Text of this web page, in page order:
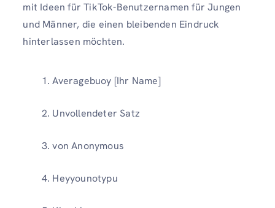
mit Ideen für TikTok-Benutzernamen für Jungen
und Männer, die einen bleibenden Eindruck
hinterlassen möchten.
Averagebuoy [Ihr Name]
Unvollendeter Satz
von Anonymous
Heyyounotypu